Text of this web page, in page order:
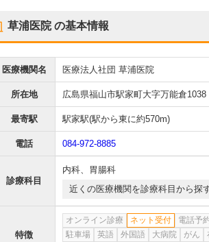
草浦医院の基本情報
医療機関名 医療法人社団 草浦医院
所在地 広島県福山市駅家町大字万能倉1038
最寄駅 駅家駅(駅から東に約570m)
電話 084-972-8885
診療科目
内科、 胃腸科
近くの医療機関を診療科目から探
特徴
オンライン診療 ネット受付 電話予
駐車場
英語 外国語 大病院 がん